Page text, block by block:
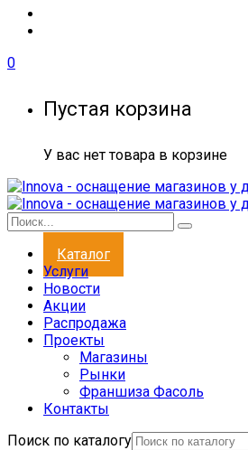
0
Пустая корзина
У вас нет товара в корзине
Каталог
Услуги
Новости
Акции
Распродажа
Проекты
Магазины
Рынки
Франшиза Фасоль
Контакты
Поиск по каталогу